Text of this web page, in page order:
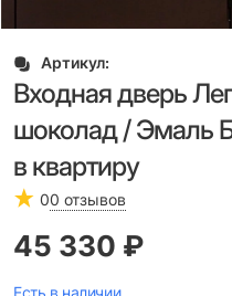
Артикул:
Входная дверь
шоколад / Эмаль
в квартиру
00 отзывов
45 330 ₽